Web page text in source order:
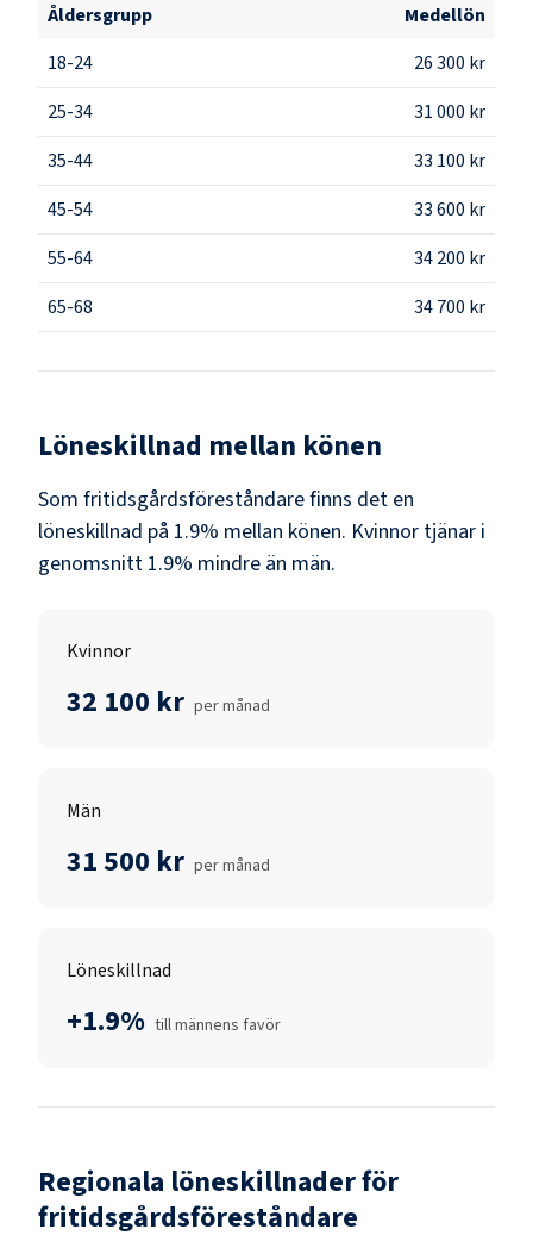
Åldersgrupp
Medellön
18-24
26 300 kr
25-34
31 000 kr
35-44
33 100 kr
45-54
33 600 kr
55-64
34 200 kr
65-68
34 700 kr
Löneskillnad mellan könen
Som fritidsgårdsföreståndarefinns det en
löneskillnad på 1.9% mellan könen. Kvinnor tjänar i
genomsnitt 1.9% mindre än män.
Kvinnor
32 100 kr per månad
Män
31 500 kr per månad
Löneskillnad
+1.9% till männens favör
Regionala löneskillnader för
fritidsgårdsföreståndare